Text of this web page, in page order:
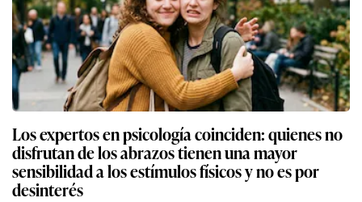
Los expertos en psicología coinciden: quienes no
disfrutan de los abrazos tienen una mayor
sensibilidad a los estímulos físicos y no es por
desinterés